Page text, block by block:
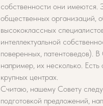
собственности они имеются.
общественных организаций,
высококлассных
интеллектуальной
поверенных, патентоведов).
например, их несколько. Есть
крупных центрах.
Считаю, нашему Совету
подготовкой предложений,